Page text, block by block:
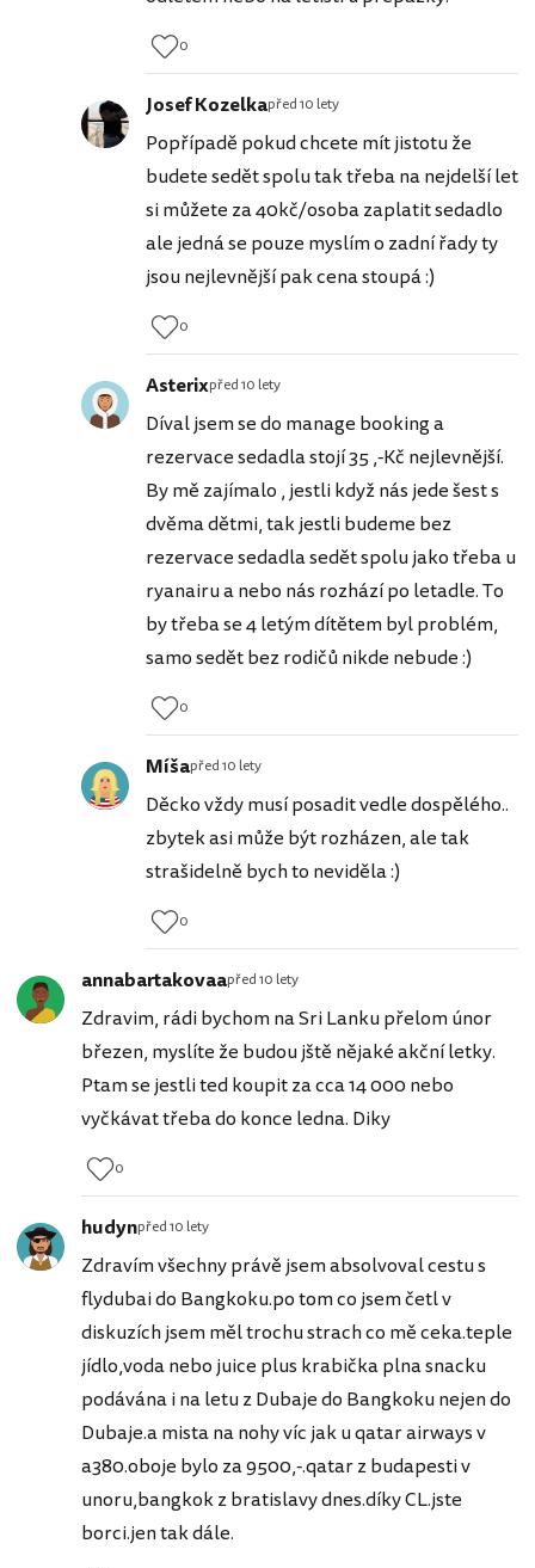
0
Josef Kozelkapřed 10 lety
Popřípadě pokud chcete mít jistotu že
budete sedět spolu tak třeba na nejdelší let
si můžete za 40kč/osoba zaplatit sedadlo
ale jedná se pouze myslím o zadní řady ty
jsou nejlevnější pak cena stoupá :)
0
Asterixpřed 10 lety
Díval jsem se do manage booking a
rezervace sedadla stojí 35 ,-Kč nejlevnější.
By mě zajímalo , jestli když nás jede šest s
dvěma dětmi, tak jestli budeme bez
rezervace sedadla sedět spolu jako třeba u
ryanairu a nebo nás rozhází po letadle. To
by třeba se 4 letým dítětem byl problém,
samo sedět bez rodičů nikde nebude :)
0
Míšapřed 10 lety
Děcko vždy musí posadit vedle dospělého..
zbytek asi může být rozházen, ale tak
strašidelně bych to neviděla :)
0
annabartakovaapřed 10 lety
Zdravim, rádi bychom na Sri Lanku přelom únor
březen, myslíte že budou jště nějaké akční letky.
Ptam se jestli ted koupit za cca 14 000 nebo
vyčkávat třeba do konce ledna. Diky
0
hudynpřed 10 lety
Zdravím všechny právě jsem absolvoval cestu s
flydubai do Bangkoku.po tom co jsem četl v
diskuzích jsem měl trochu strach co mě ceka.teple
jídlo,voda nebo juice plus krabička plna snacku
podávána i na letu z Dubaje do Bangkoku nejen do
Dubaje.a mista na nohy víc jak u qatar airways v
a380.oboje bylo za 9500,-.qatar z budapesti v
unoru,bangkok z bratislavy dnes.díky CL.jste
borci.jen tak dále.